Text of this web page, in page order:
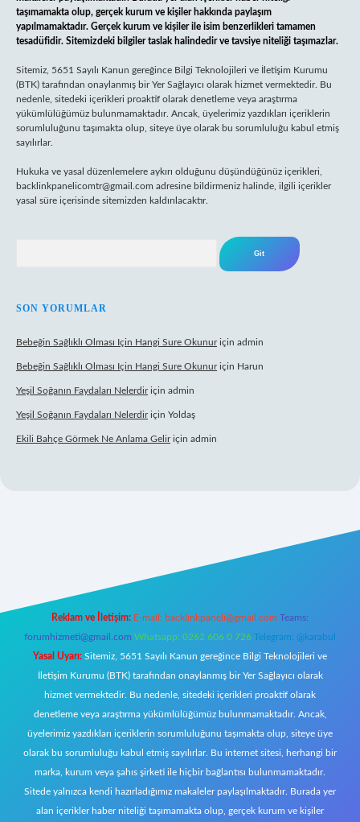
taşımamakta olup, gerçek kurum ve kişiler hakkında paylaşım
yapılmamaktadır. Gerçek kurum ve kişiler ile isim benzerlikleri tamamen
tesadüfidir. Sitemizdeki bilgiler taslak halindedir ve tavsiye niteliği taşımazlar.
Sitemiz, 5651 Sayılı Kanun gereğince Bilgi Teknolojileri ve İletişim Kurumu
(BTK) tarafından onaylanmış bir Yer Sağlayıcı olarak hizmet vermektedir. Bu
nedenle, sitedeki içerikleri proaktif olarak denetleme veya araştırma
yükümlülüğümüz bulunmamaktadır. Ancak, üyelerimiz yazdıkları içeriklerin
sorumluluğunu taşımakta olup, siteye üye olarak bu sorumluluğu kabul etmiş
sayılırlar.
Hukuka ve yasal düzenlemelere aykırı olduğunu düşündüğünüz içerikleri,
backlinkpanelicomtr@gmail.com adresine bildirmeniz halinde, ilgili içerikler
yasal süre içerisinde sitemizden kaldırılacaktır.
SON YORUMLAR
Bebeğin Sağlıklı Olması Için Hangi Sure Okunuriçin admin
Bebeğin Sağlıklı Olması Için Hangi Sure Okunuriçin Harun
Yeşil Soğanın Faydaları Nelerdiriçin admin
Yeşil Soğanın Faydaları Nelerdiriçin Yoldaş
Ekili Bahçe Görmek Ne Anlama Geliriçin admin
Reklam ve İletişim: E-mail: backlinkpaneli@gmail.com Teams:
forumhizmeti@gmail.com Whatsapp: 0262 606 0 726 Telegram: @karabul
Yasal Uyarı: Sitemiz, 5651 Sayılı Kanun gereğince Bilgi Teknolojileri ve
İletişim Kurumu (BTK) tarafından onaylanmış bir Yer Sağlayıcı olarak
hizmet vermektedir. Bu nedenle, sitedeki içerikleri proaktif olarak
denetleme veya araştırma yükümlülüğümüz bulunmamaktadır. Ancak,
üyelerimiz yazdıkları içeriklerin sorumluluğunu taşımakta olup, siteye üye
olarak bu sorumluluğu kabul etmiş sayılırlar. Bu internet sitesi, herhangi bir
marka, kurum veya şahıs şirketi ile hiçbir bağlantısı bulunmamaktadır.
Sitede yalnızca kendi hazırladığımız makaleler paylaşılmaktadır. Burada yer
alan içerikler haber niteliği taşımamakta olup, gerçek kurum ve kişiler